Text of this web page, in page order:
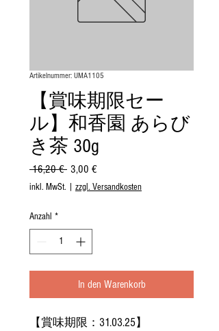
Artikelnummer: UMA1105
【賞味期限セー
ル】和香園 あらび
き茶 30g
16,20 € Standardpreis
3,00 €Sale-
Preis
inkl. MwSt. zzgl. Versandkosten
Anzahl *
In den Warenkorb
【賞味期限：31.03.25】